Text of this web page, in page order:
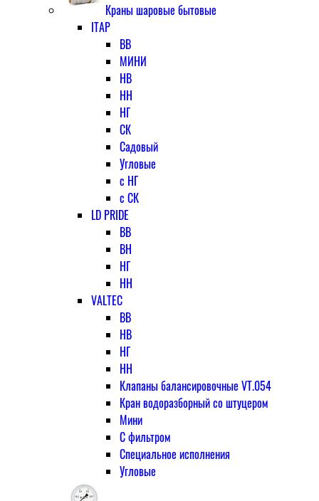
Краны шаровые бытовые
ITAP
ВВ
МИНИ
НВ
НН
НГ
СК
Садовый
Угловые
с НГ
с СК
LD PRIDE
ВВ
ВН
НГ
НН
VALTEC
ВВ
НВ
НГ
НН
Клапаны балансировочные VT.054
Кран водоразборный со штуцером
Мини
С фильтром
Специальное исполнения
Угловые